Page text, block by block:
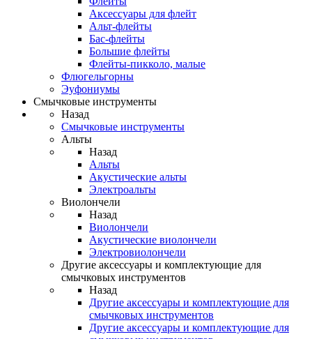
Аксессуары для флейт
Альт-флейты
Бас-флейты
Большие флейты
Флейты-пикколо, малые
Флюгельгорны
Эуфониумы
Смычковые инструменты
Назад
Смычковые инструменты
Альты
Назад
Альты
Акустические альты
Электроальты
Виолончели
Назад
Виолончели
Акустические виолончели
Электровиолончели
Другие аксессуары и комплектующие для
смычковых инструментов
Назад
Другие аксессуары и комплектующие для
смычковых инструментов
Другие аксессуары и комплектующие для